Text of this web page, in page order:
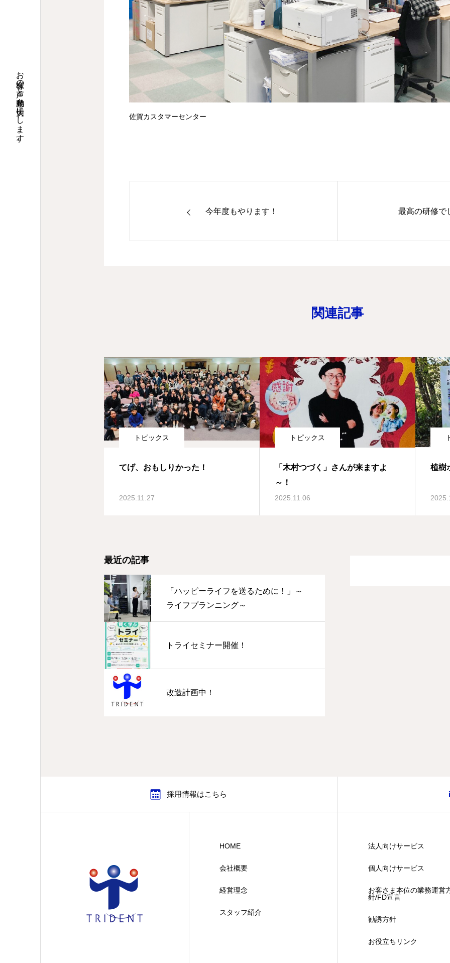
お客様の声と感動を大切にします。 佐賀カスタマーセンター
今年度もやります！ 最高の研修で
関連記事
トピックス
てげ、おもしりかった！
2025.11.27
トピックス
「木村つづく」さんが来ますよ
～！
2025.11.06
植樹
最近の記事
「ハッピーライフを送るために！」～
ライフプランニング～
トライセミナー開催！
改造計画中！
採用情報はこちら
HOME
会社概要
経営理念
スタッフ紹介
法人向けサービス
個人向けサービス
お客さま本位の業務運営
針/FD宣言
勧誘方針
お役立ちリンク